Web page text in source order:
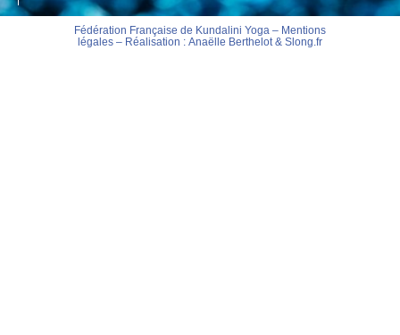
Fédération Française de Kundalini Yoga – Mentions
légales– Réalisation : Anaëlle Berthelot& Slong.fr